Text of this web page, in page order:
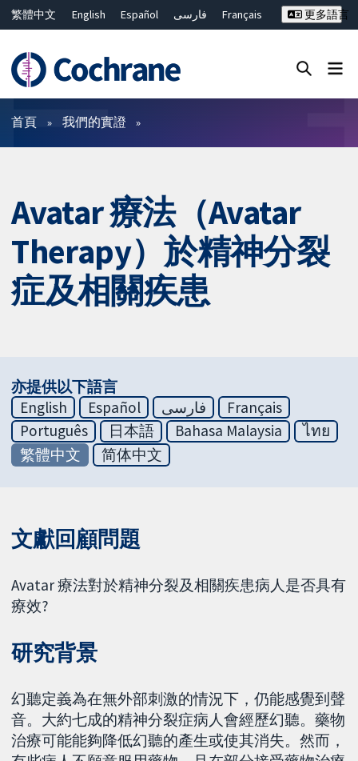
繁體中文 English Español فارسی
Français
ไทย
简体中文
更多語言
篩選條件
首頁 我們的實證
Avatar 療法（Avatar
Therapy）於精神分裂
症及相關疾患
亦提供以下語言
English
Español فارسی
Français
Português
日本語 Bahasa Malaysia
ไทย
繁體中文
简体中文
文獻回顧問題
Avatar 療法對於精神分裂及相關疾患病人是否具有
療效?
研究背景
幻聽定義為在無外部刺激的情況下，仍能感覺到聲
音。大約七成的精神分裂症病人會經歷幻聽。藥物
治療可能能夠降低幻聽的產生或使其消失。然而，